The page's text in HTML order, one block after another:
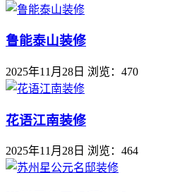
鲁能泰山装修
2025年11月28日 浏览：470
花语江南装修
2025年11月28日 浏览：464